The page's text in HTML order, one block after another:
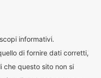
informativi.
di fornire dati corretti,
che questo sito non si